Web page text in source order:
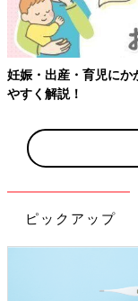
妊娠・出産・育児にか
やすく解説！
ピックアップ